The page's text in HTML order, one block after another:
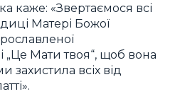
каже: «Звертаємося всі
Матері Божої
„Це Мати твоя“, щоб вона
всіх від